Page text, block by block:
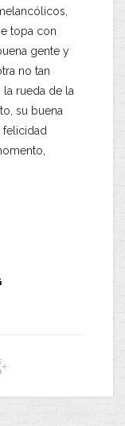
topa con
gente y
no tan
la rueda de la
su buena
felicidad